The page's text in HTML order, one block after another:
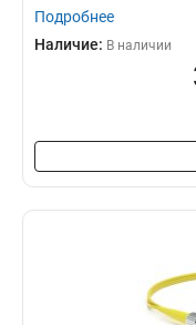
Подробнее
Наличие: В наличии